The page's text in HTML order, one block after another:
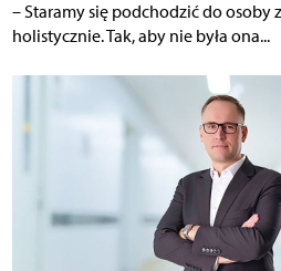
– Staramy się podchodzić do osoby
holistycznie. Tak, aby nie była ona...